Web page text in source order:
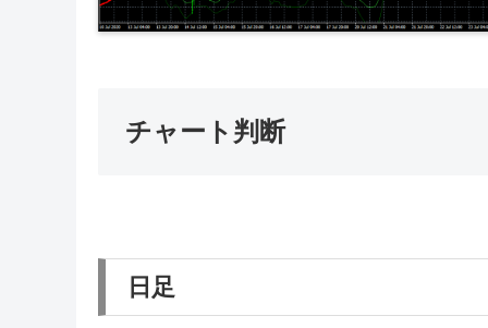
チャート判断
日足